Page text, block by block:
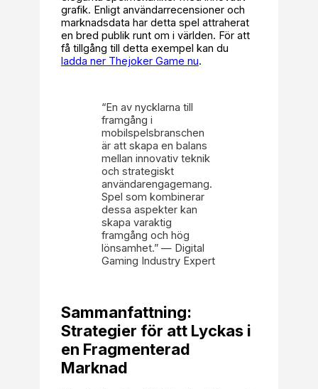
grafik. Enligt användarrecensioner och
marknadsdata har detta spel attraherat
en bred publik runt om i världen. För att
få tillgång till detta exempel kan du
ladda ner Thejoker Game nu.
“En av nycklarna till
framgång i
mobilspelsbranschen
är att skapa en balans
mellan innovativ teknik
och strategiskt
användarengagemang.
Spel som kombinerar
dessa aspekter kan
skapa varaktig
framgång och hög
lönsamhet.” — Digital
Gaming Industry Expert
Sammanfattning:
Strategier för att Lyckas i
en Fragmenterad
Marknad